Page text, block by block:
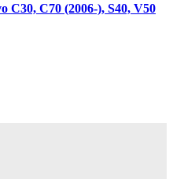
C30, C70 (2006-), S40, V50